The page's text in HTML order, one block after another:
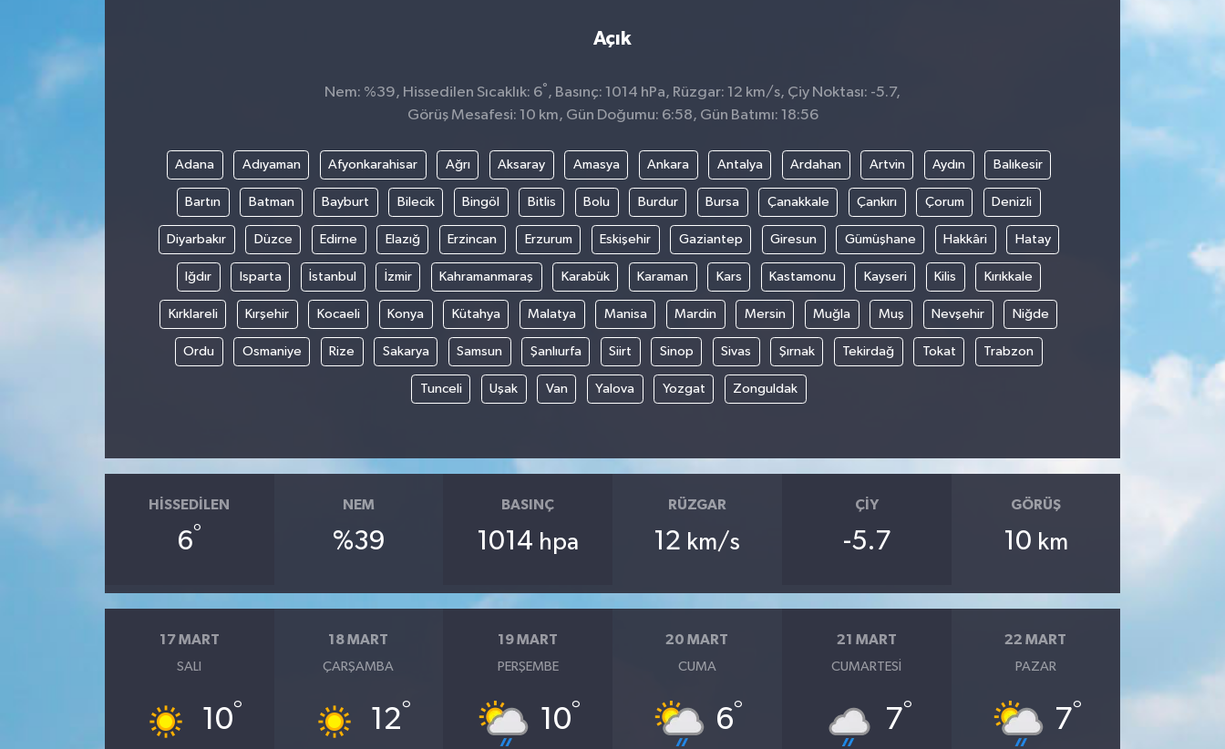
Açık
Nem: %39, Hissedilen Sıcaklık: 6° , Basınç: 1014 hPa, Rüzgar: 12 km/s, Çiy Noktası: -5.7,
Görüş Mesafesi: 10 km, Gün Doğumu: 6:58, Gün Batımı: 18:56
Adana Adıyaman Afyonkarahisar Ağrı Aksaray Amasya Ankara Antalya Ardahan Artvin Aydın Balıkesir
Bartın Batman Bayburt Bilecik Bingöl Bitlis Bolu Burdur Bursa Çanakkale Çankırı Çorum Denizli
Diyarbakır Düzce Edirne Elazığ Erzincan Erzurum Eskişehir Gaziantep Giresun Gümüşhane Hakkâri Hatay
Iğdır Isparta İstanbul İzmir Kahramanmaraş Karabük Karaman Kars Kastamonu Kayseri Kilis Kırıkkale
Kırklareli Kırşehir Kocaeli Konya Kütahya Malatya Manisa Mardin Mersin Muğla Muş Nevşehir Niğde
Ordu Osmaniye Rize Sakarya Samsun Şanlıurfa Siirt Sinop Sivas Şırnak Tekirdağ Tokat Trabzon
Tunceli Uşak Van Yalova Yozgat Zonguldak
HISSEDILEN
6°
NEM
%39
BASINÇ
1014 hpa
RÜZGAR
12 km/s
ÇIY
-5.7
GÖRÜŞ
10 km
17 MART
SALI
10°
18 MART
ÇARŞAMBA
12°
19 MART
PERŞEMBE
10°
20 MART
CUMA
6°
21 MART
CUMARTESI
7°
22 MART
PAZAR
7°